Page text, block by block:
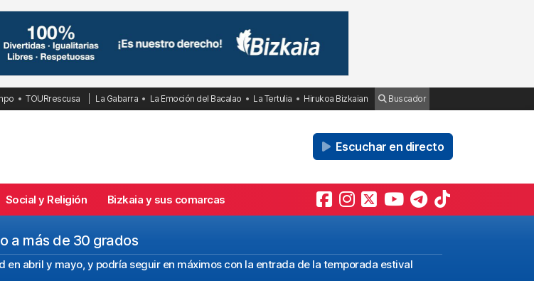
TOURrescusa La Gabarra La Emoción del Bacalao La Tertulia Hirukoa Bizkaian Buscador
Escuchar en directo
Social y Religión Bizkaia y sus comarcas
a más de 30 grados
abril y mayo, y podría seguir en máximos con la entrada de la temporada estival